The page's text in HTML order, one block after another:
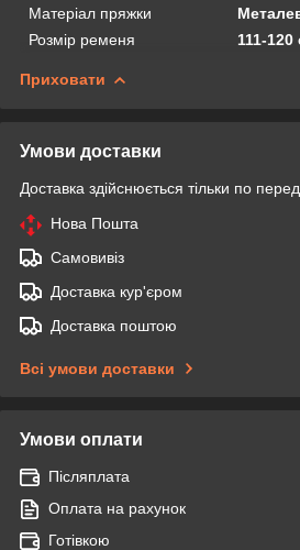
Матеріал пряжки
Розмір ременя
111-120
Приховати
Умови доставки
Доставка здійснюється тільки по
Нова Пошта
Самовивіз
Доставка кур'єром
Доставка поштою
Всі умови доставки
Умови оплати
Післяплата
Оплата на рахунок
Готівкою